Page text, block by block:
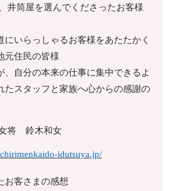
井筒屋を選んでくださったお客様
にいらっしゃるお客様をあたたかく
元住民の皆様
、自分の本来の仕事に集中できるよ
たスタッフと家族へ心からの感謝の
鈴木和女
idutsuya.jp/
お客さまの感想